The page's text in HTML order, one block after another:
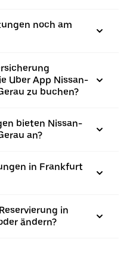
noch am
Uber App Nissan-
zu buchen?
bieten Nissan-
an?
in Frankfurt
in
ändern?